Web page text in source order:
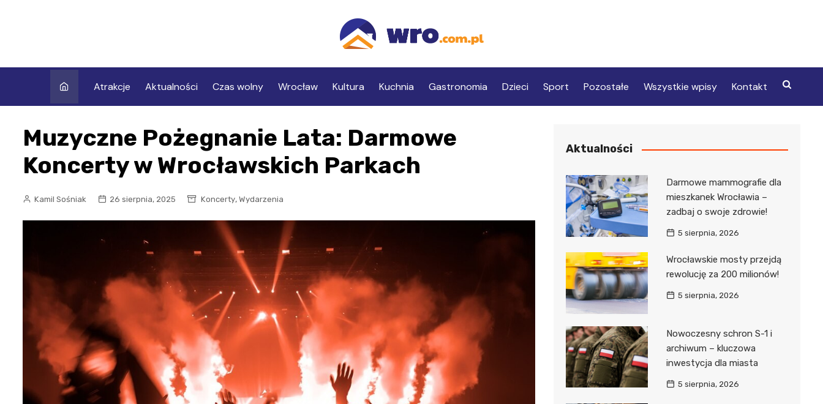
Atrakcje Aktualności Czas wolny Wrocław Kultura Kuchnia Gastronomia Dzieci Sport Pozostałe Wszystkie wpisy Kontakt
Muzyczne Pożegnanie Lata: Darmowe
Koncerty w Wrocławskich Parkach
Kamil Sośniak 26 sierpnia, 2025 Koncerty, Wydarzenia
Aktualności
Darmowe mammografie dla
mieszkanek Wrocławia –
zadbaj o swoje zdrowie!
5 sierpnia, 2026
Wrocławskie mosty przejdą
rewolucję za 200 milionów!
5 sierpnia, 2026
Nowoczesny schron S-1 i
archiwum – kluczowa
inwestycja dla miasta
5 sierpnia, 2026